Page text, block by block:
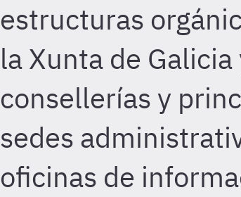
estructuras
la Xunta de Galicia
consellerías y
sedes
oficinas de